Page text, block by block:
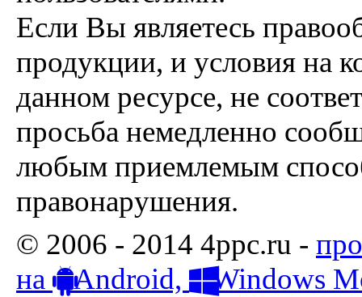
Если Вы являетесь
продукции, и условия на
данном ресурсе, не
просьба немедленно
любым приемлемым
правонарушения.
© 2006 - 2014 4ppc.ru -
на
Android, Windows